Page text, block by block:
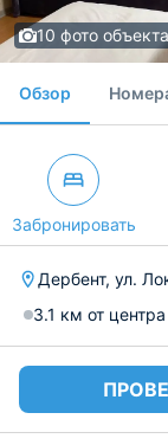
10 фото объекта
Обзор
Забронировать
Дербент, ул.
3.1 км от